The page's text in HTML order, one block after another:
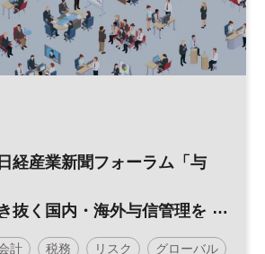
経産業新聞フォーラム「与
抜く国内・海外与信管理を
計 税務 リスク グローバル